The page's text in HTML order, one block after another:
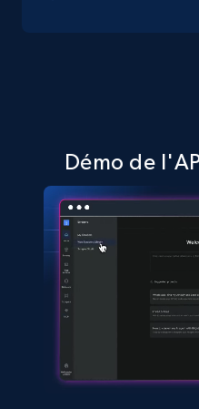
eBay
URL, Product id, Title,
Seller reviews,
2.5K+ 359+
Démo de